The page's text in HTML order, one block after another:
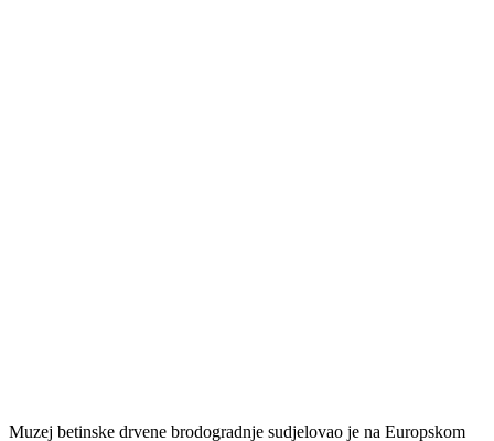
Muzej betinske drvene brodogradnje sudjelovao je na Europskom